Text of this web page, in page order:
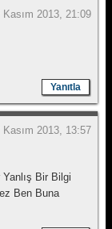
Kasım 2013, 21:09
Yanıtla
Kasım 2013, 13:57
Bir Bilgi
Ben Buna